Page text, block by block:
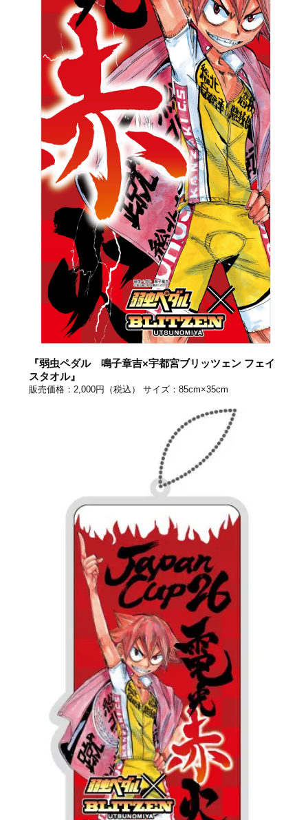
『弱虫ペダル 鳴子章吉×宇都宮ブリッツェン フェイ
スタオル』
販売価格：2,000円（税込） サイズ：85cm×35cm